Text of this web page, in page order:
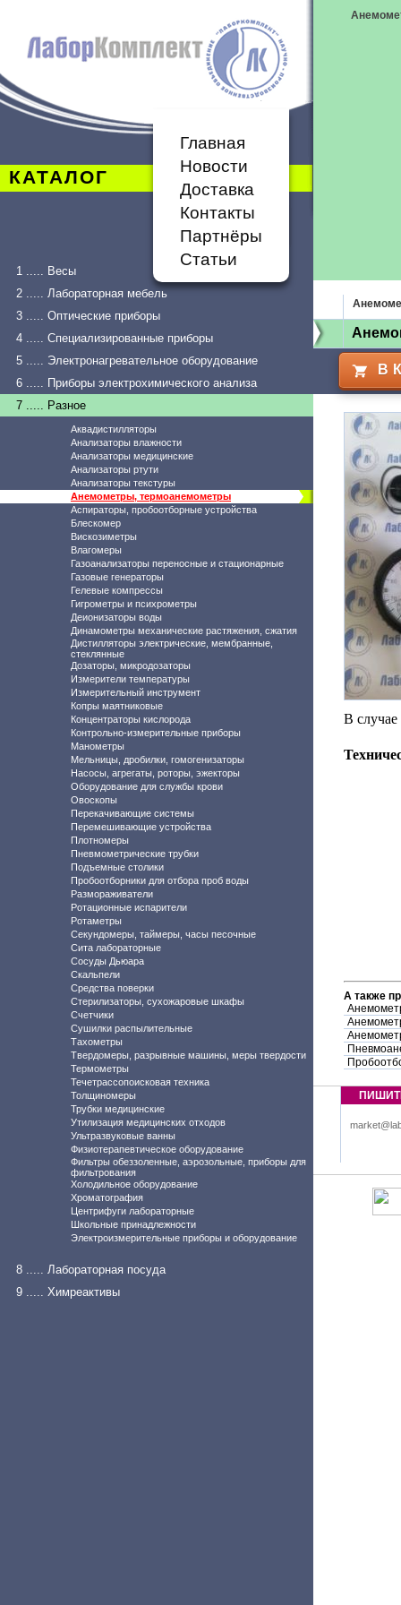
КАТАЛОГ
Главная
Новости
Доставка
Контакты
Партнёры
Статьи
1 ..... Весы
2 ..... Лабораторная мебель
3 ..... Оптические приборы
4 ..... Специализированные приборы
5 ..... Электронагревательное оборудование
6 ..... Приборы электрохимического анализа
7 ..... Разное
Аквадистилляторы
Анализаторы влажности
Анализаторы медицинские
Анализаторы ртути
Анализаторы текстуры
Анемометры, термоанемометры
Аспираторы, пробоотборные устройства
Блескомер
Вискозиметры
Влагомеры
Газоанализаторы переносные и стационарные
Газовые генераторы
Гелевые компрессы
Гигрометры и психрометры
Деионизаторы воды
Динамометры механические растяжения, сжатия
Дистилляторы электрические, мембранные,
стеклянные
Дозаторы, микродозаторы
Измерители температуры
Измерительный инструмент
Копры маятниковые
Концентраторы кислорода
Контрольно-измерительные приборы
Манометры
Мельницы, дробилки, гомогенизаторы
Насосы, агрегаты, роторы, эжекторы
Оборудование для службы крови
Овоскопы
Перекачивающие системы
Перемешивающие устройства
Плотномеры
Пневмометрические трубки
Подъемные столики
Пробоотборники для отбора проб воды
Размораживатели
Ротационные испарители
Ротаметры
Секундомеры, таймеры, часы песочные
Сита лабораторные
Сосуды Дьюара
Скальпели
Средства поверки
Стерилизаторы, сухожаровые шкафы
Счетчики
Сушилки распылительные
Тахометры
Твердомеры, разрывные машины, меры твердости
Термометры
Течетрассопоисковая техника
Толщиномеры
Трубки медицинские
Утилизация медицинских отходов
Ультразвуковые ванны
Физиотерапевтическое оборудование
Фильтры обеззоленные, аэрозольные, приборы для
фильтрования
Холодильное оборудование
Хроматография
Центрифуги лабораторные
Школьные принадлежности
Электроизмерительные приборы и оборудование
8 ..... Лабораторная посуда
9 ..... Химреактивы
В
В случае
А также